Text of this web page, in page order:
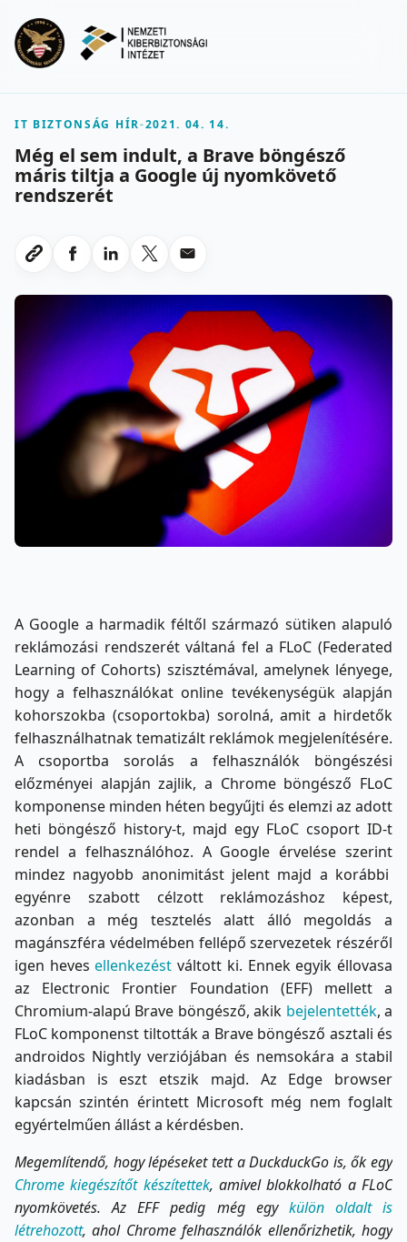
IT BIZTONSÁG HÍR-2021. 04. 14.
Még el sem indult, a Brave böngésző
máris tiltja a Google új nyomkövető
rendszerét
Link masolasa
Megosztas Facebookon
Megosztas LinkedInen
Megosztas X-en
Megosztas emailben
A Google a harmadik féltől származó sütiken alapuló
reklámozási rendszerét váltaná fel a FLoC (Federated
Learning of Cohorts) szisztémával, amelynek lényege,
hogy a felhasználókat online tevékenységük alapján
kohorszokba (csoportokba) sorolná, amit a hirdetők
felhasználhatnak tematizált reklámok megjelenítésére.
A csoportba sorolás a felhasználók böngészési
előzményei alapján zajlik, a Chrome böngésző FLoC
komponense minden héten begyűjti és elemzi az adott
heti böngésző history-t, majd egy FLoC csoport ID-t
rendel a felhasználóhoz. A Google érvelése szerint
mindez nagyobb anonimitást jelent majd a korábbi
egyénre szabott célzott reklámozáshoz képest,
azonban a még tesztelés alatt álló megoldás a
magánszféra védelmében fellépő szervezetek részéről
igen hevesellenkezést váltott ki. Ennek egyik éllovasa
az Electronic Frontier Foundation (EFF) mellett a
Chromium-alapú Brave böngésző, akik bejelentették, a
FLoC komponenst tiltották a Brave böngésző asztali és
androidos Nightly verziójában és nemsokára a stabil
kiadásban is eszt etszik majd. Az Edge browser
kapcsán szintén érintett Microsoft még nem foglalt
egyértelműen állást a kérdésben.
Megemlítendő, hogy lépéseket tett a DuckduckGo is, ők egy
Chrome kiegészítőt készítettek, amivel blokkolható a FLoC
nyomkövetés. Az EFF pedig még egy külön oldalt is
létrehozott, ahol Chrome felhasználók ellenőrizhetik, hogy